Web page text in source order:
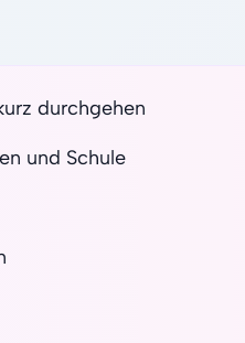
durchgehen
und Schule